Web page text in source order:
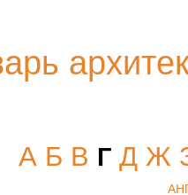
А Б В Г Д Ж